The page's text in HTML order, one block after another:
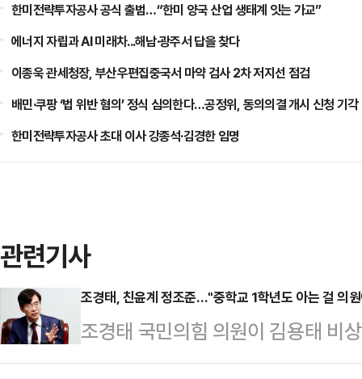
한미전략투자공사 공식 출범…“한미 양국 산업 생태계 잇는 가교”
에너지 자립과 AI 미래차...해남·광주서 답을 찾다
이종욱 관세청장, 부산우편집중국서 마약 검사 2차 저지선 점검
배민·쿠팡 ‘법 위반 혐의’ 정식 심의한다…공정위, 동의의결 개시 신청 기각
한미전략투자공사 초대 이사 강종석·김경한 임명
관련기사
조경태, 친윤계 정조준…"중학교 1학년도 아는 걸 의
조경태 국민의힘 의원이 김용태 비
추진에 반발하는 친윤(윤석열)계